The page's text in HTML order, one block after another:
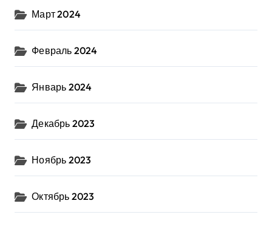
Март 2024
Февраль 2024
Январь 2024
Декабрь 2023
Ноябрь 2023
Октябрь 2023